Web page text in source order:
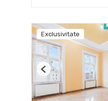
Exclusivitate
Previous